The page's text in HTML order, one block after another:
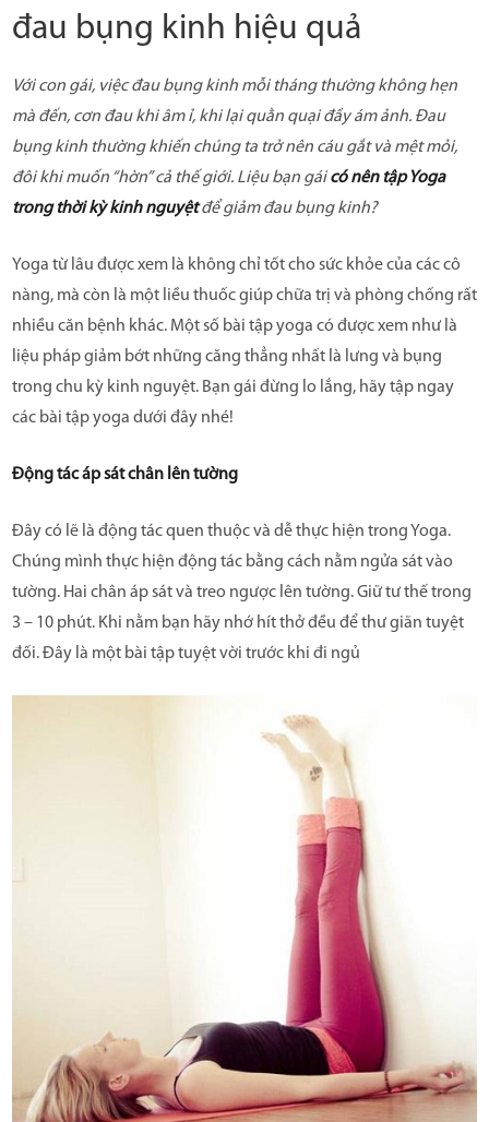
đau bụng kinh hiệu quả
Với con gái, việc đau bụng kinh mỗi tháng thường không hẹn
mà đến, cơn đau khi âm ỉ, khi lại quằn quại đầy ám ảnh. Đau
bụng kinh thường khiến chúng ta trở nên cáu gắt và mệt mỏi,
đôi khi muốn “hờn” cả thế giới. Liệu bạn gáicó nên tập Yoga
trong thời kỳ kinh nguyệtđể giảm đau bụng kinh?
Yoga từ lâu được xem là không chỉ tốt cho sức khỏe của các cô
nàng, mà còn là một liều thuốc giúp chữa trị và phòng chống rất
nhiều căn bệnh khác. Một số bài tập yoga có được xem như là
liệu pháp giảm bớt những căng thẳng nhất là lưng và bụng
trong chu kỳ kinh nguyệt. Bạn gái đừng lo lắng, hãy tập ngay
các bài tập yoga dưới đây nhé!
Động tác áp sát chân lên tường
Đây có lẽ là động tác quen thuộc và dễ thực hiện trong Yoga.
Chúng mình thực hiện động tác bằng cách nằm ngửa sát vào
tường. Hai chân áp sát và treo ngược lên tường. Giữ tư thế trong
3 – 10 phút. Khi nằm bạn hãy nhớ hít thở đều để thư giãn tuyệt
đối. Đây là một bài tập tuyệt vời trước khi đi ngủ